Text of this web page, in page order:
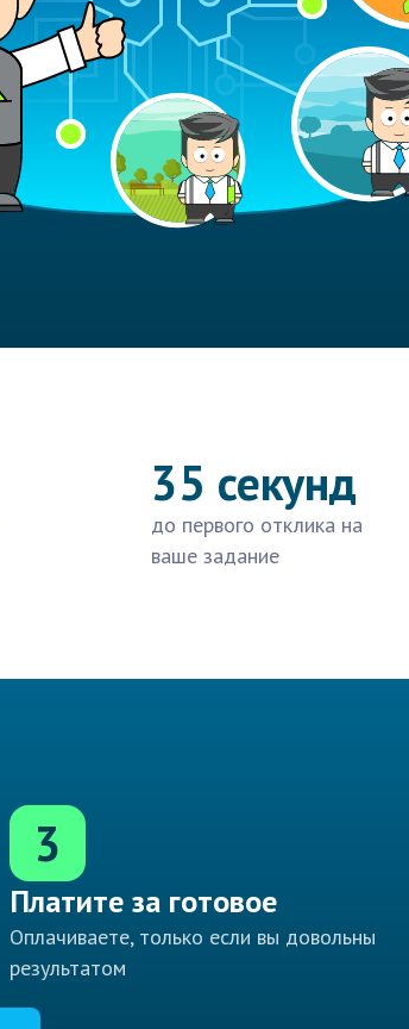
35 секунд
до первого отклика на
ваше задание
3
Платите за готовое
Оплачиваете, только если вы довольны
результатом